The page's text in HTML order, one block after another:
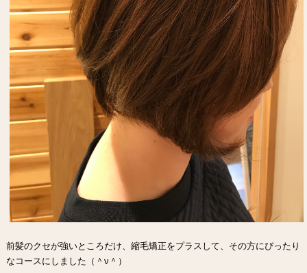
前髪のクセが強いところだけ、縮毛矯正をプラスして、その方にぴったり
なコースにしました（＾ν＾）